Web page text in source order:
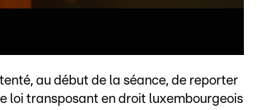
au début de la séance, de reporter
loi transposant en droit luxembourgeois